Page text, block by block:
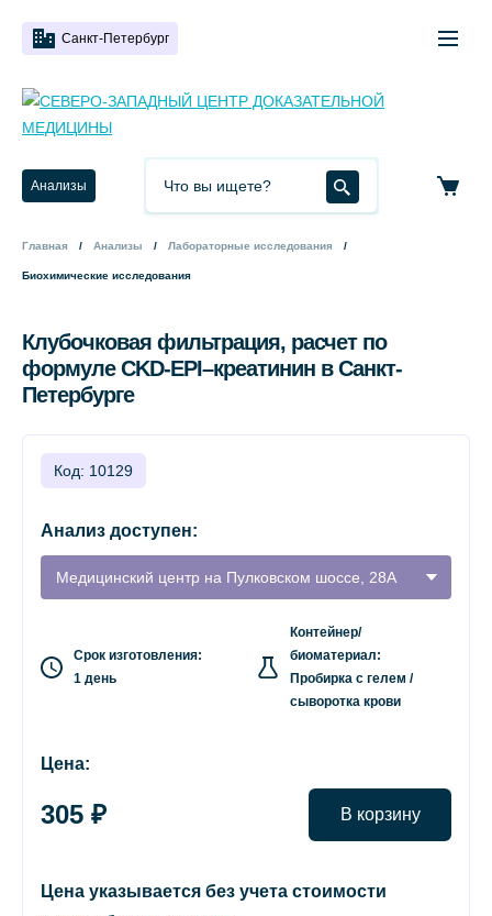
Санкт-Петербург
Анализы
Главная Анализы Лабораторные исследования
Биохимические исследования
Клубочковая фильтрация, расчет по
формуле CKD-EPI–креатинин в Санкт-
Петербурге
Код: 10129
Анализ доступен:
Медицинский центр на Пулковском шоссе, 28А
Срок изготовления:
1 день
Контейнер/
биоматериал:
Пробирка с гелем /
сыворотка крови
Цена:
305 ₽ В корзину
Цена указывается без учета стоимости